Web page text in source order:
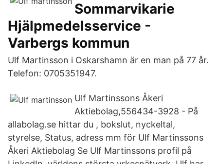
Sommarvikarie
Hjälpmedelsservice -
Varbergs kommun
Ulf Martinsson i Oskarshamn är en man på 77 år.
Telefon: 0705351947.
Ulf Martinssons Åkeri
Aktiebolag,556434-3928 - På
allabolag.se hittar du , bokslut, nyckeltal,
styrelse, Status, adress mm för Ulf Martinssons
Åkeri Aktiebolag Se Ulf Martinssons profil på